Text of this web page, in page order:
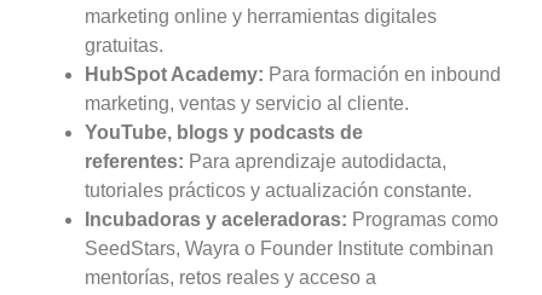
marketing online y herramientas digitales
gratuitas.
HubSpot Academy: Para formación en inbound
marketing, ventas y servicio al cliente.
YouTube, blogs y podcasts de
referentes: Para aprendizaje autodidacta,
tutoriales prácticos y actualización constante.
Incubadoras y aceleradoras: Programas como
SeedStars, Wayra o Founder Institute combinan
mentorías, retos reales y acceso a